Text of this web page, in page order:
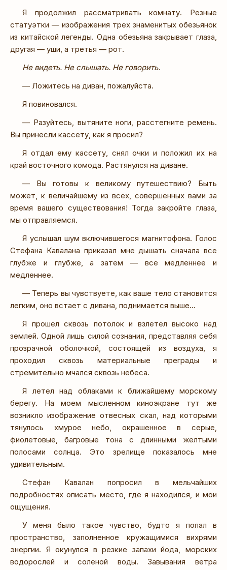
Я продолжил рассматривать комнату. Резные
статуэтки — изображения трех знаменитых обезьянок
из китайской легенды. Одна обезьяна закрывает глаза,
другая — уши, а третья — рот.
Не видеть. Не слышать. Не говорить.
— Ложитесь на диван, пожалуйста.
Я повиновался.
— Разуйтесь, вытяните ноги, расстегните ремень.
Вы принесли кассету, как я просил?
Я отдал ему кассету, снял очки и положил их на
край восточного комода. Растянулся на диване.
— Вы готовы к великому путешествию? Быть
может, к величайшему из всех, совершенных вами за
время вашего существования! Тогда закройте глаза,
мы отправляемся.
Я услышал шум включившегося магнитофона. Голос
Стефана Кавалана приказал мне дышать сначала все
глубже и глубже, а затем — все медленнее и
медленнее.
— Теперь вы чувствуете, как ваше тело становится
легким, оно встает с дивана, поднимается выше...
Я прошел сквозь потолок и взлетел высоко над
землей. Одной лишь силой сознания, представляя себя
прозрачной оболочкой, состоящей из воздуха, я
проходил сквозь материальные преграды и
стремительно мчался сквозь небеса.
Я летел над облаками к ближайшему морскому
берегу. На моем мысленном киноэкране тут же
возникло изображение отвесных скал, над которыми
тянулось хмурое небо, окрашенное в серые,
фиолетовые, багровые тона с длинными желтыми
полосами солнца. Это зрелище показалось мне
удивительным.
Стефан Кавалан попросил в мельчайших
подробностях описать место, где я находился, и мои
ощущения.
У меня было такое чувство, будто я попал в
пространство, заполненное кружащимися вихрями
энергии. Я окунулся в резкие запахи йода, морских
водорослей и соленой воды. Завывания ветра